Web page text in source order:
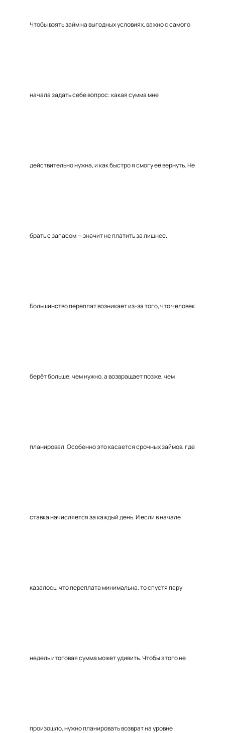
Чтобы взять займ на выгодных условиях, важно с самого
начала задать себе вопрос: какая сумма мне
действительно нужна, и как быстро я смогу её вернуть. Не
брать с запасом — значит не платить за лишнее.
Большинство переплат возникает из-за того, что человек
берёт больше, чем нужно, а возвращает позже, чем
планировал. Особенно это касается срочных займов, где
ставка начисляется за каждый день. И если в начале
казалось, что переплата минимальна, то спустя пару
недель итоговая сумма может удивить. Чтобы этого не
произошло, нужно планировать возврат на уровне